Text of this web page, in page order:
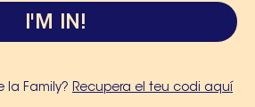
I'M IN!
la Family? Recupera el teu codi aquí